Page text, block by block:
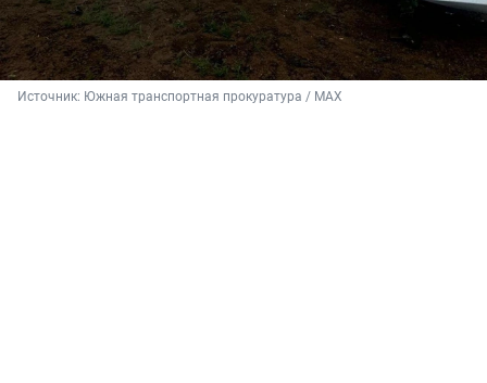
Источник: Южная транспортная прокуратура / MAX